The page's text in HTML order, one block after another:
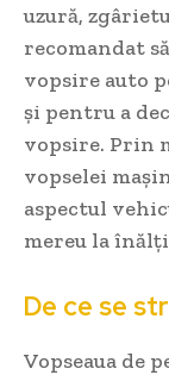
uzură,
recomandat
vopsire auto
și pentru a
vopsire. Prin
vopselei
aspectul
mereu la
De ce se
Vopseaua de